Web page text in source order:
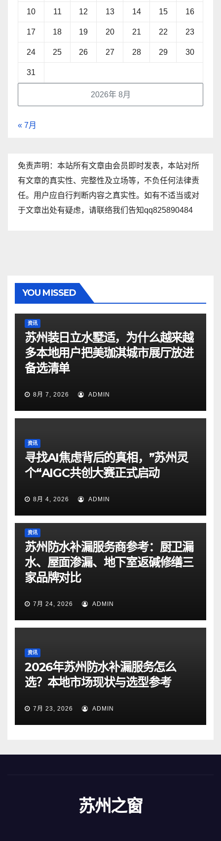
2026年 8月
10 11 12 13 14 15 16
17 18 19 20 21 22 23
24 25 26 27 28 29 30
31
« 7月
免责声明：本站所有文章由会员即时发表，本站对所
有文章的真实性、完整性及立场等，不负任何法律责
任。用户应自行判断内容之真实性。如有不适当或对
于文章出处有疑虑，请联络我们告知qq825890484
YOU MISSED
资讯
苏州装日立水墅适，为什么越来越
多本地用户把美珈淇城市展厅放进
备选清单
8月 7, 2026 ADMIN
资讯
寻找AI焦虑背后的真相，”苏州灵
个“AIGC共创大赛正式启动
8月 4, 2026 ADMIN
资讯
苏州防水补漏服务商参考：厨卫漏
水、屋面渗漏、地下室返碱修缮三
家品牌对比
7月 24, 2026 ADMIN
资讯
2026年苏州防水补漏服务怎么
选？本地市场现状与选型参考
7月 23, 2026 ADMIN
苏州之窗